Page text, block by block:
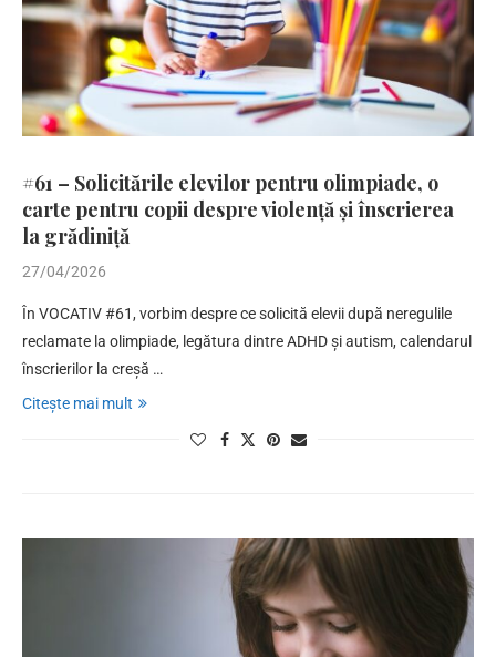
#61 – Solicitările elevilor pentru olimpiade, o
carte pentru copii despre violență și înscrierea
la grădiniță
27/04/2026
În VOCATIV #61, vorbim despre ce solicită elevii după neregulile
reclamate la olimpiade, legătura dintre ADHD și autism, calendarul
înscrierilor la creșă …
Citește mai mult